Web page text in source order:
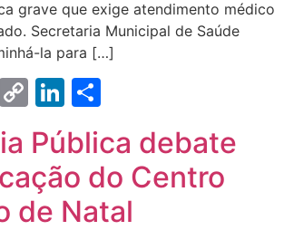
grave que exige atendimento médico
Secretaria Municipal de Saúde
la para […]
Twitter
Copy
Link
LinkedIn
Pública debate
do Centro
de Natal